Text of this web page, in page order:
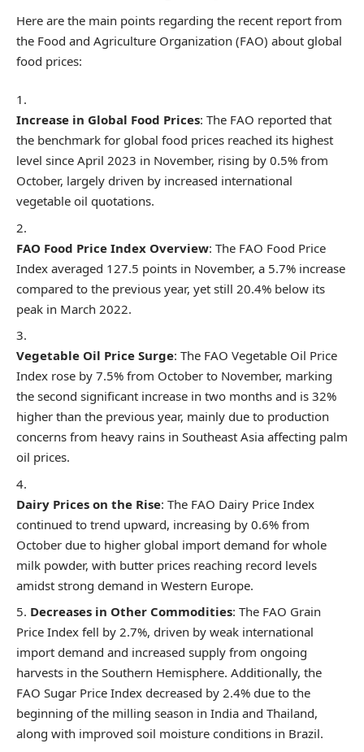
Here are the main points regarding the recent report from
the Food and Agriculture Organization (FAO) about global
food prices:
Increase in Global Food Prices: The FAO reported that
the benchmark for global food prices reached its highest
level since April 2023 in November, rising by 0.5% from
October, largely driven by increased international
vegetable oil quotations.
FAO Food Price Index Overview: The FAO Food Price
Index averaged 127.5 points in November, a 5.7% increase
compared to the previous year, yet still 20.4% below its
peak in March 2022.
Vegetable Oil Price Surge: The FAO Vegetable Oil Price
Index rose by 7.5% from October to November, marking
the second significant increase in two months and is 32%
higher than the previous year, mainly due to production
concerns from heavy rains in Southeast Asia affecting palm
oil prices.
Dairy Prices on the Rise: The FAO Dairy Price Index
continued to trend upward, increasing by 0.6% from
October due to higher global import demand for whole
milk powder, with butter prices reaching record levels
amidst strong demand in Western Europe.
Decreases in Other Commodities: The FAO Grain
Price Index fell by 2.7%, driven by weak international
import demand and increased supply from ongoing
harvests in the Southern Hemisphere. Additionally, the
FAO Sugar Price Index decreased by 2.4% due to the
beginning of the milling season in India and Thailand,
along with improved soil moisture conditions in Brazil.